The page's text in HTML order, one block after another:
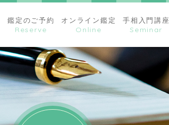
鑑定のご予約 オンライン鑑定 手相入門講座